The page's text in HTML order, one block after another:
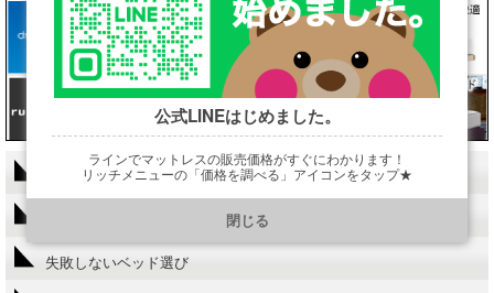
当HPにかけないこと!?
失敗しないベッド選び
公式LINEはじめました。
ラインでマットレスの販売価格がすぐにわかります！
リッチメニューの「価格を調べる」アイコンをタップ★
https://line.me/R/ti/p/@901ptzjz
閉じる